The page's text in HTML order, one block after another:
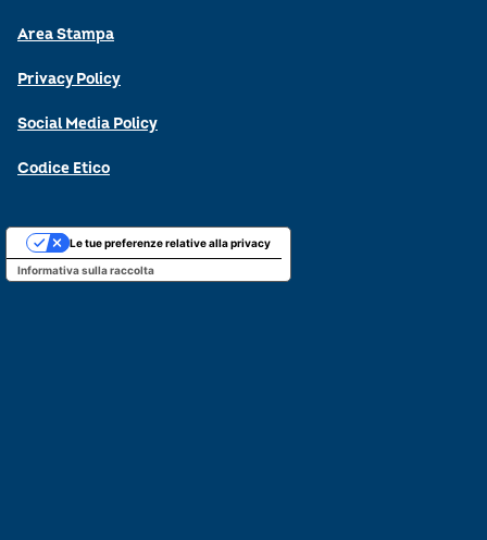
Area Stampa
Privacy Policy
Social Media Policy
Codice Etico
Informativa sulla raccolta
Le tue preferenze relative alla privacy